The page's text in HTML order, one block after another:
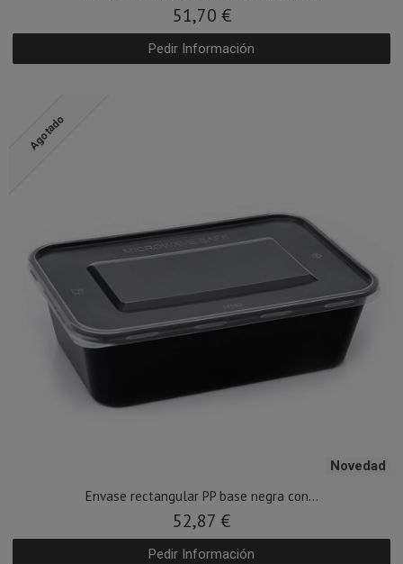
51,70 €
Pedir Información
Agotado
Novedad
Envase rectangular PP base negra con...
52,87 €
Pedir Información